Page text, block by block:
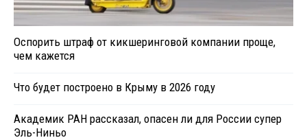
Оспорить штраф от кикшеринговой компании проще,
чем кажется
Что будет построено в Крыму в 2026 году
Академик РАН рассказал, опасен ли для России супер
Эль-Ниньо